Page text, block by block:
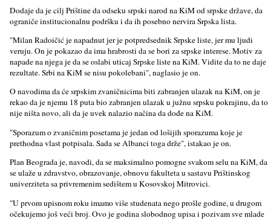
Dodaje da je cilј Prištine da odseku srpski narod na KiM od srpske države, da
ograniče institucionalnu podršku i da ih posebno nervira Srpska lista.
"Milan Radoičić je napadnut jer je potpredsednik Srpske liste, jer mu lјudi
veruju. On je pokazao da ima hrabrosti da se bori za srpske interese. Motiv za
napade na njega je da se oslabi uticaj Srpske liste na KiM. Vidite da to ne daje
rezultate. Srbi na KiM se nisu pokolebani", naglasio je on.
O navodima da će srpskim zvaničnicima biti zabranjen ulazak na KiM, on je
rekao da je njemu 18 puta bio zabranjen ulazak u južnu srpsku pokrajinu, da to
nije ništa novo, ali da je uvek nalazio načina da dođe na KiM.
"Sporazum o zvaničnim posetama je jedan od lošijih sporazuma koje je
prethodna vlast potpisala. Sada se Albanci toga drže", istakao je on.
Plan Beograda je, navodi, da se maksimalno pomogne svakom selu na KiM, da
se ulaže u zdravstvo, obrazovanje, obnovu fakulteta u sastavu Prištinskog
univerziteta sa privremenim sedištem u Kosovskoj Mitrovici.
"U prvom upisnom roku imamo više studenata nego prošle godine, u drugom
očekujemo još veći broj. Ovo je godina slobodnog upisa i pozivam sve mlade